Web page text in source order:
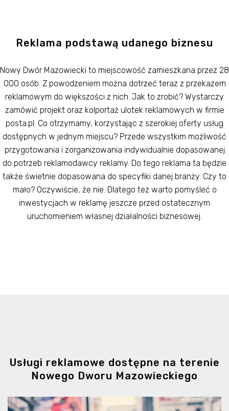
Reklama podstawą udanego biznesu
Nowy Dwór Mazowiecki to miejscowość zamieszkana przez 28
000 osób. Z powodzeniem można dotrzeć teraz z przekazem
reklamowym do większości z nich. Jak to zrobić? Wystarczy
zamówić projekt oraz kolportaż ulotek reklamowych w firmie
posta.pl. Co otrzymamy, korzystając z szerokiej oferty usług
dostępnych w jednym miejscu? Przede wszystkim możliwość
przygotowania i zorganizowania indywidualnie dopasowanej
do potrzeb reklamodawcy reklamy. Do tego reklama ta będzie
także świetnie dopasowana do specyfiki danej branży. Czy to
mało? Oczywiście, że nie. Dlatego też warto pomyśleć o
inwestycjach w reklamę jeszcze przed ostatecznym
uruchomieniem własnej działalności biznesowej.
Usługi reklamowe dostępne na terenie
Nowego Dworu Mazowieckiego